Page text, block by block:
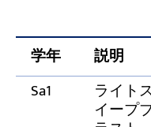
学年 説明
Sa1
ライト
イープ